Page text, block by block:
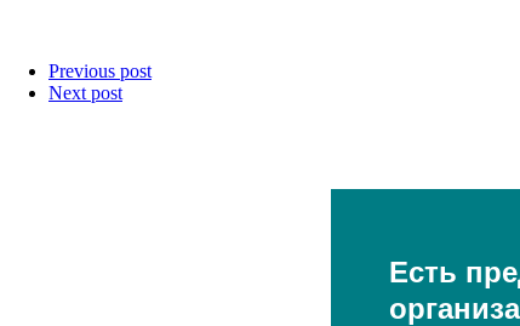
Previous post
Next post
Есть